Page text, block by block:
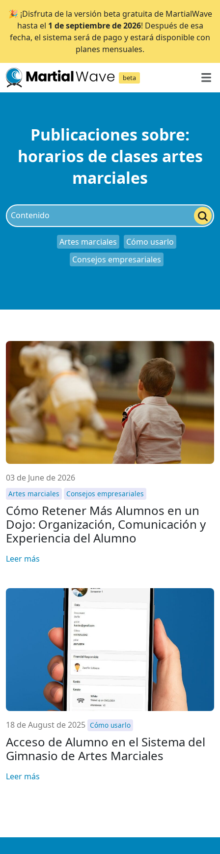
🎉 ¡Disfruta de la versión beta gratuita de MartialWave
hasta el 1 de septiembre de 2026! Después de esa
fecha, el sistema será de pago y estará disponible con
planes mensuales.
beta
Publicaciones sobre:
horarios de clases artes
marciales
Artes marciales
Cómo usarlo
Consejos empresariales
03 de June de 2026
Artes marciales Consejos empresariales
Cómo Retener Más Alumnos en un
Dojo: Organización, Comunicación y
Experiencia del Alumno
Leer más
18 de August de 2025 Cómo usarlo
Acceso de Alumno en el Sistema del
Gimnasio de Artes Marciales
Leer más